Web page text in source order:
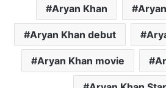
Aryan Khan
Aryan Khan debut
Aryan Khan movie